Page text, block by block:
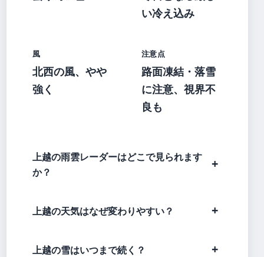
い冷え込み
風
北西の風、やや
強く
注意点
路面凍結・落雪
に注意、視界不
良も
上越の雨雲レーダーはどこで見られます
か？
上越の天気はなぜ変わりやすい？
上越の雪はいつまで続く？